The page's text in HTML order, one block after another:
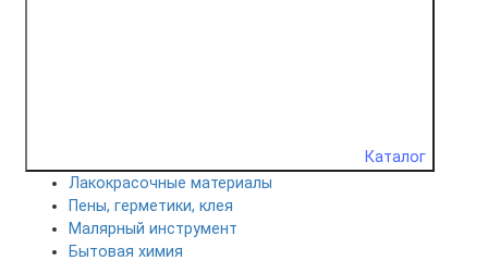
Каталог
Лакокрасочные материалы
Пены, герметики, клея
Малярный инструмент
Бытовая химия